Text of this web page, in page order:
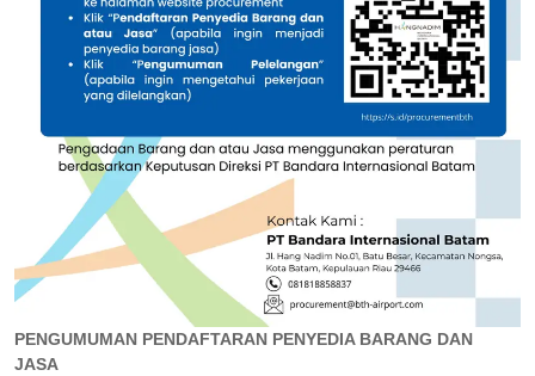
PENGUMUMAN PENDAFTARAN PENYEDIA BARANG DAN
JASA